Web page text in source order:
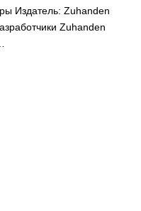
Издатель: Zuhanden
Zuhanden